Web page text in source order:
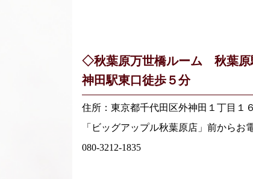
◇秋葉原万世橋ルーム 秋葉
神田駅東口徒歩５分
住所：東京都千代田区外神田１丁目１
「ビッグアップル秋葉原店」前からお
080-3212-1835